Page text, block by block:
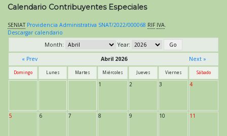
Calendario Contribuyentes Especiales
SENIAT Providencia Administrativa SNAT/2022/000068 RIF IVA
Descargar calendario
Month:
Year:
« Prev
Abril 2026 Next »
Domingo Lunes Martes Miércoles Jueves Viernes Sábado
1 2 3 4
5 6 7 8 9 10 11